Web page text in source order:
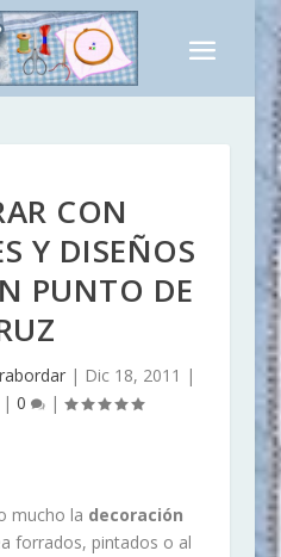
CON
Y DISEÑOS
PUNTO DE
| Dic 18, 2011 |
0 |
mucho la decoración
forrados, pintados o al